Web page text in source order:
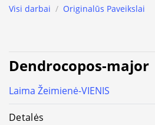
Visi darbai / Originalūs Paveikslai
Dendrocopos-major
Laima Žeimienė-VIENIS
Detalės